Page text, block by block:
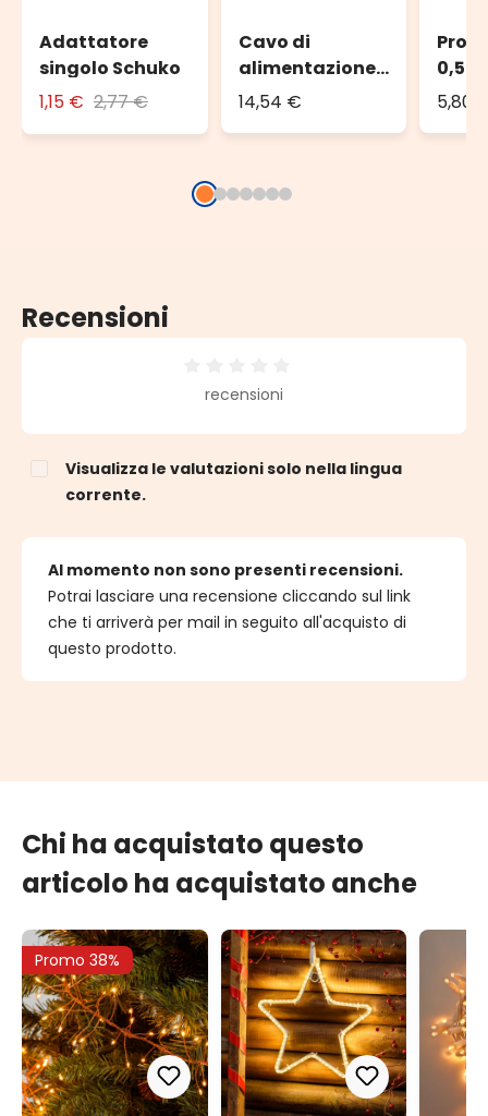
Adattatore
singolo Schuko
1,15 € 2,77 €
Cavo di
alimentazione
PML, 1,5 m, con
14,54 €
0,5
5,80
Recensioni
Valutazione media di 0 su 5 stelle
recensioni
Visualizza le valutazioni solo nella lingua
corrente.
Al momento non sono presenti recensioni.
Potrai lasciare una recensione cliccando sul link
che ti arriverà per mail in seguito all'acquisto di
questo prodotto.
Chi ha acquistato questo
articolo ha acquistato anche
Promo 38%